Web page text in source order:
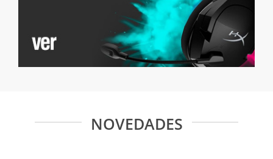
NOVEDADES